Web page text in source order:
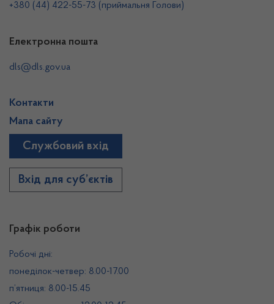
Графік роботи
Робочі дні:
понеділок-четвер: 8.00-17.00
п’ятниця: 8.00-15.45
+380 (44) 422-55-73 (приймальня Голови)
Електронна пошта
dls@dls.gov.ua
Контакти
Мапа сайту
Службовий вхід
Вхід для суб’єктів